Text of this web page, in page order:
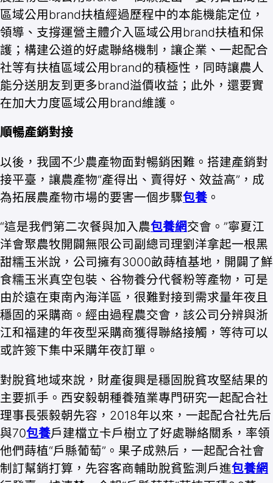
區域公用brand扶植經過歷程中的本能機能定位，
領導、支撐運營主體介入區域公用brand扶植和保
護；構建公道的好處聯絡機制，讓企業、一起配合
社等有扶植區域公用brand的積極性，同時讓農人
能分送朋友到更多brand溢價收益；此外，還要實
在加大力度區域公用brand維護。
順暢產銷對接
以後，我國不少農產物面對暢銷困難。搭建產銷對
接平臺，讓農產物“產得出、賣得好、效益高”，成
為拓展農產物市場的要害一個步驟包養 。
“這是我們第二次餐與加入農包養網交會。”寧夏江
洋會聚農牧開闢無限公司副總司理劉洋拿起一根黑
甜糯玉米說，公司擁有3000畝蒔植基地，開闢了鮮
食糯玉米真空包裝、谷物養分代餐粉等產物，可是
由於遠在東南內海洋區，很難對接到需求量年夜且
穩固的采購商。經由過程農交會，該公司分辨與浙
江和福建的年夜型采購商獲得聯絡接觸，等待可以
或許簽下集中采購年夜訂單。
對脫貧地域來說，財產復興是穩固脫貧攻堅結果的
主要抓手。西安毅朝種養殖業專門研究一起配合社
理事長張毅朝先容，2018年以來，一起配合社先后
與70包養戶建檔立卡戶樹立了好處聯絡關系，率領
他們蒔植“戶縣葡萄”。果子成熟后，一起配合社會
制訂幫銷打算，先容客商輔助脫貧監測戶進包養網